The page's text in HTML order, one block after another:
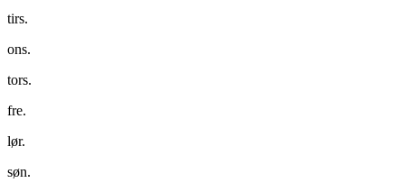
tirs.
ons.
tors.
fre.
lør.
søn.